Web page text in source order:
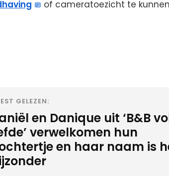
of cameratoezicht te
GELEZEN:
en Danique uit ‘B&B
verwelkomen hun
en haar naam is